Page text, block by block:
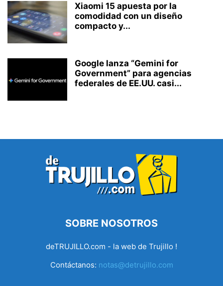
Xiaomi 15 apuesta por la
comodidad con un diseño
compacto y...
Google lanza “Gemini for
Government” para agencias
federales de EE.UU. casi...
SOBRE NOSOTROS
deTRUJILLO.com - la web de Trujillo !
Contáctanos: notas@detrujillo.com